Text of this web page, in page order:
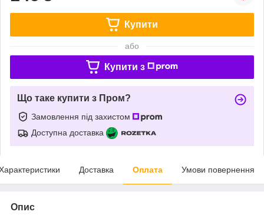
Купити
або
Купити з
Що таке купити з Пром?
Замовлення під захистом
Доступна доставка
Доставка Оплата Умови повернення
Опис